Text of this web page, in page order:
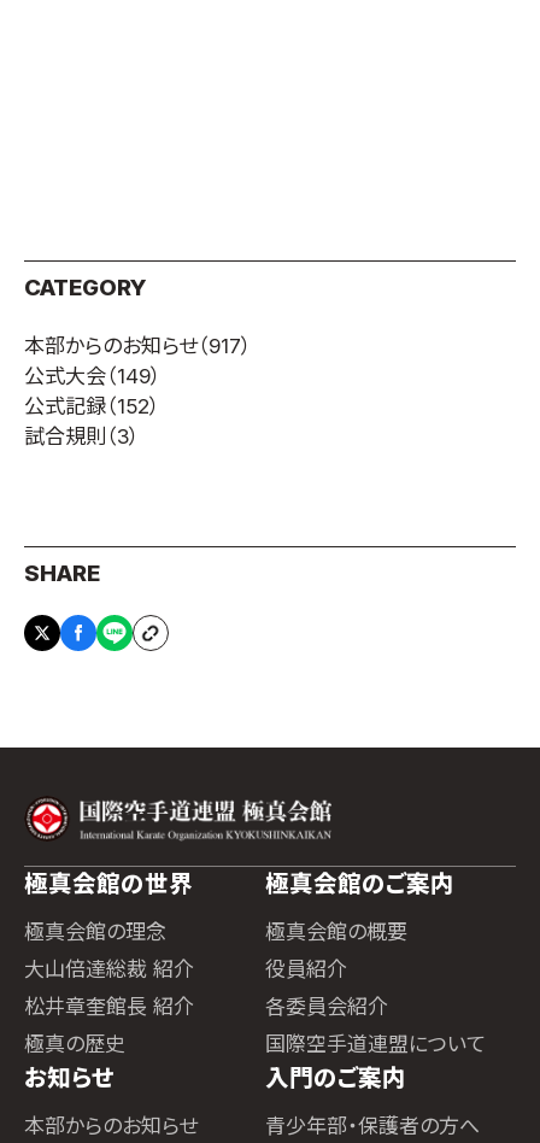
CATEGORY
本部からのお知らせ（917）
公式大会（149）
公式記録（152）
試合規則 （3）
SHARE
極真会館の世界
極真会館の理念
大山倍達総裁 紹介
松井章奎館長 紹介
極真の歴史
極真会館のご案内
極真会館の概要
役員紹介
各委員会紹介
国際空手道連盟について
お知らせ
本部からのお知らせ
入門のご案内
青少年部・保護者の方へ